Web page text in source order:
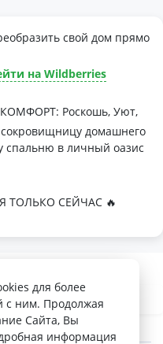
свой дом прямо
на Wildberries
Роскошь, Уют,
домашнего
спальню в личный оазис
ТОЛЬКО СЕЙЧАС 🔥
интерьеров
натур
для более
с ним. Продолжая
Сайта, Вы
информация